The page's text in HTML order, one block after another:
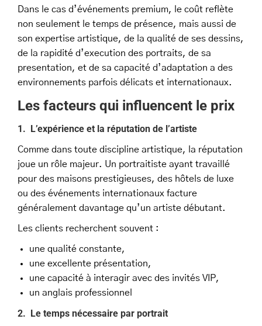
Dans le cas d’événements premium, le coût reflète
non seulement le temps de présence, mais aussi de
son expertise artistique, de la qualité de ses dessins,
de la rapidité d’execution des portraits, de sa
presentation, et de sa capacité d’adaptation a des
environnements parfois délicats et internationaux.
Les facteurs qui influencent le prix
1. L’expérience et la réputation de l’artiste
Comme dans toute discipline artistique, la réputation
joue un rôle majeur. Un portraitiste ayant travaillé
pour des maisons prestigieuses, des hôtels de luxe
ou des événements internationaux facture
généralement davantage qu’un artiste débutant.
Les clients recherchent souvent :
une qualité constante,
une excellente présentation,
une capacité à interagir avec des invités VIP,
un anglais professionnel
2. Le temps nécessaire par portrait